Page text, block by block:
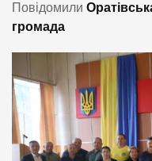
Повідомили
громада